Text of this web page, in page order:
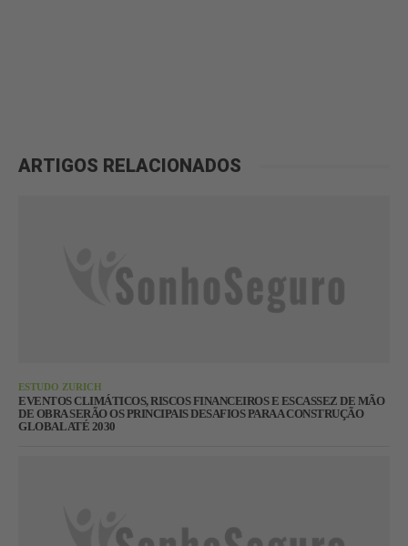
ARTIGOS RELACIONADOS
ESTUDO ZURICH
EVENTOS CLIMÁTICOS, RISCOS FINANCEIROS E ESCASSEZ DE MÃO
DE OBRA SERÃO OS PRINCIPAIS DESAFIOS PARA A CONSTRUÇÃO
GLOBAL ATÉ 2030